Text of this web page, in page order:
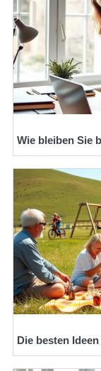
Wie bleiben Sie
Die besten